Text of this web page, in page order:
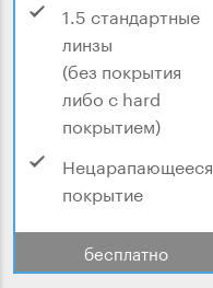
1.5 стандартные
линзы
(без покрытия
либо с hard
покрытием)
Нецарапающееся
покрытие
бесплатно